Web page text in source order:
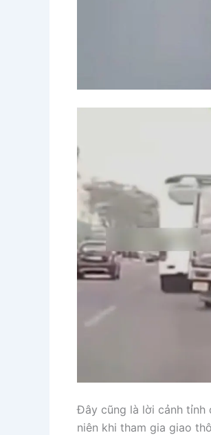
Đây cũng là lời cảnh tỉnh
niên khi tham gia giao